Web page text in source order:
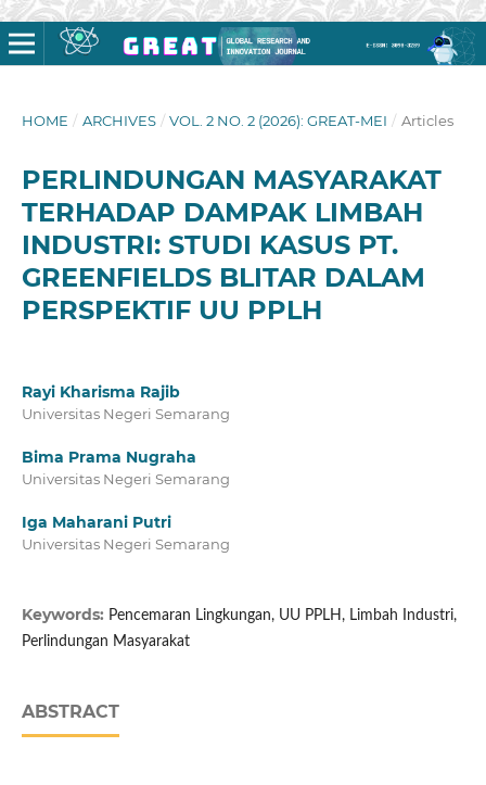
HOME / ARCHIVES / VOL. 2 NO. 2 (2026): GREAT-MEI / Articles
PERLINDUNGAN MASYARAKAT
TERHADAP DAMPAK LIMBAH
INDUSTRI: STUDI KASUS PT.
GREENFIELDS BLITAR DALAM
PERSPEKTIF UU PPLH
Rayi Kharisma Rajib
Universitas Negeri Semarang
Bima Prama Nugraha
Universitas Negeri Semarang
Iga Maharani Putri
Universitas Negeri Semarang
Keywords: Pencemaran Lingkungan, UU PPLH, Limbah Industri,
Perlindungan Masyarakat
ABSTRACT